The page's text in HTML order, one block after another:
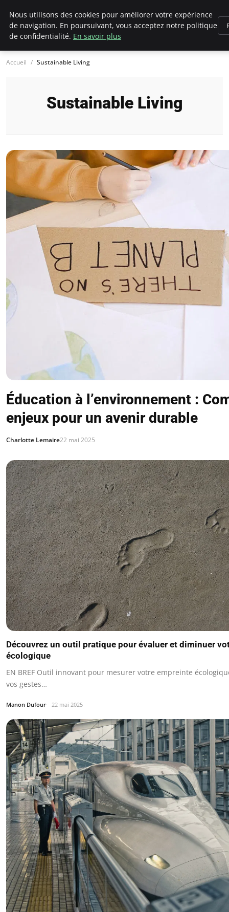
Climategatecountryclub.com
Accueil Sustainable Living
Sustainable Living
Éducation à l’environnement :
enjeux pour un avenir durable
Charlotte Lemaire22 mai 2025
Découvrez un outil pratique pour évaluer et diminuer
écologique
EN BREF Outil innovant pour mesurer votre empreinte
vos gestes…
Manon Dufour 22 mai 2025
Nous utilisons des cookies pour améliorer votre expérience
de navigation. En poursuivant, vous acceptez notre politique
de confidentialité. En savoir plus